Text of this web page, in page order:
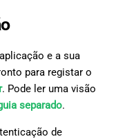
e a sua
para registar o
. Pode ler uma visão
separado.
de